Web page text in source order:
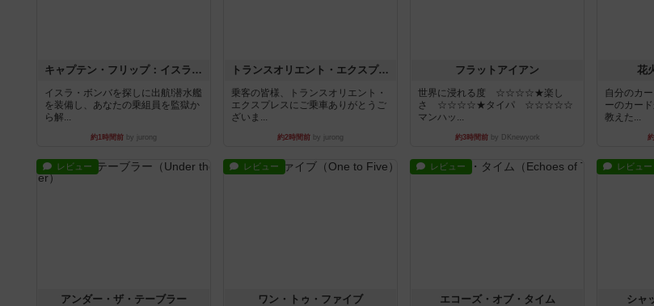
キャプテン・フリップ：イスラ・ボンバ
イスラ・ボンバを探しに出航!潜水艦
を装備し、あなたの乗組員を監獄か
ら解...
約1時間前 by jurong
トランスオリエント・エクスプレス
乗客の皆様、トランスオリエント・
エクスプレスにご乗車ありがとうご
ざいま...
約2時間前 by jurong
フラットアイアン
世界に浸れる度 ☆☆☆☆★楽し
さ ☆☆☆☆★タイパ ☆☆☆☆☆
マンハッ...
約3時間前by DKnewyork
花
自分のカ
ーのカー
教えた...
レビュー
アンダー・ザ・テーブラー
レビュー
ワン・トゥ・ファイブ
レビュー
エコーズ・オブ・タイム
レビュー
シャ